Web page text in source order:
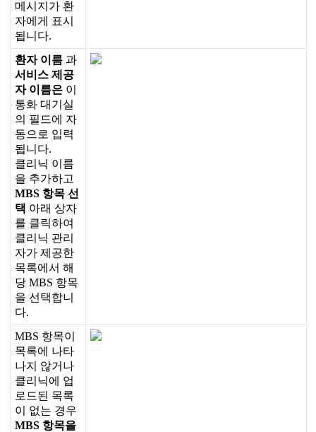
메 시 지 가 환
자에 게 표시
됩니 다.
환자 이 름 과
서 비 스 제 공
자 이 름은 이
통화 대 기 실
의 필 드에 자
동으 로 입력
됩니 다.
클리 닉 이 름
을 추가하고
MBS 항목 선
택 아래 상자
를 클릭하여
클리 닉 관리
자가 제 공한
목록에 서 해
당 MBS 항목
을 선 택합니
다.
MBS 항목이
목록에 나타
나지 않거 나
클리 닉에 업
로 드된 목록
이
없는 경우
MBS 항목을